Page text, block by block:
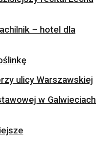
– hotel dla
ulicy Warszawskiej
w Galwieciach